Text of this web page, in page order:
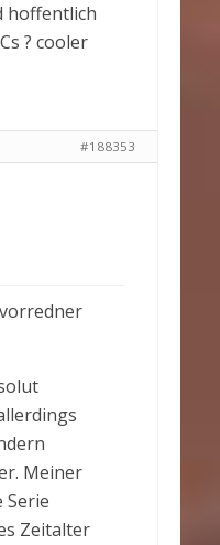
hoffentlich
? cooler
#188353
Meiner
Serie
Zeitalter